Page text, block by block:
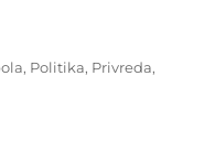
, Politika, Privreda,